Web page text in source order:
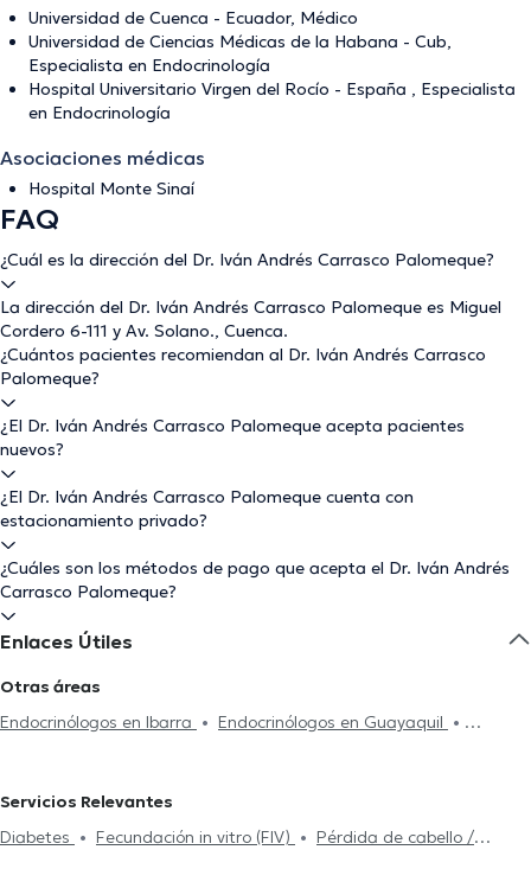
Universidad de Cuenca - Ecuador, Médico
Universidad de Ciencias Médicas de la Habana - Cub,
Especialista en Endocrinología
Hospital Universitario Virgen del Rocío - España , Especialista
en Endocrinología
Asociaciones médicas
Hospital Monte Sinaí
FAQ
¿Cuál es la dirección del Dr. Iván Andrés Carrasco Palomeque?
La dirección del Dr. Iván Andrés Carrasco Palomeque es Miguel
Cordero 6-111 y Av. Solano., Cuenca.
¿Cuántos pacientes recomiendan al Dr. Iván Andrés Carrasco
Palomeque?
¿El Dr. Iván Andrés Carrasco Palomeque acepta pacientes
nuevos?
¿El Dr. Iván Andrés Carrasco Palomeque cuenta con
estacionamiento privado?
¿Cuáles son los métodos de pago que acepta el Dr. Iván Andrés
Carrasco Palomeque?
Enlaces Útiles
Otras áreas
Endocrinólogos en Ibarra
Endocrinólogos en Guayaquil
Servicios Relevantes
Diabetes
Fecundación in vitro (FIV)
Pérdida de cabello /